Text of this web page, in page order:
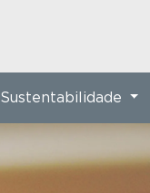
Sustentabilidade